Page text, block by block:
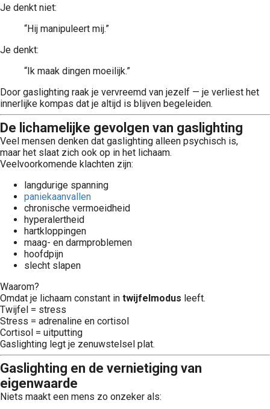
Je denkt niet:
“Hij manipuleert mij.”
Je denkt:
“Ik maak dingen moeilijk.”
Door gaslighting raak je vervreemd van jezelf — je verliest het
innerlijke kompas dat je altijd is blijven begeleiden.
De lichamelijke gevolgen van gaslighting
Veel mensen denken dat gaslighting alleen psychisch is,
maar het slaat zich ook op in het lichaam.
Veelvoorkomende klachten zijn:
langdurige spanning
paniekaanvallen
chronische vermoeidheid
hyperalertheid
hartkloppingen
maag- en darmproblemen
hoofdpijn
slecht slapen
Waarom?
Omdat je lichaam constant in twijfelmodus leeft.
Twijfel = stress
Stress = adrenaline en cortisol
Cortisol = uitputting
Gaslighting legt je zenuwstelsel plat.
Gaslighting en de vernietiging van
eigenwaarde
Niets maakt een mens zo onzeker als: